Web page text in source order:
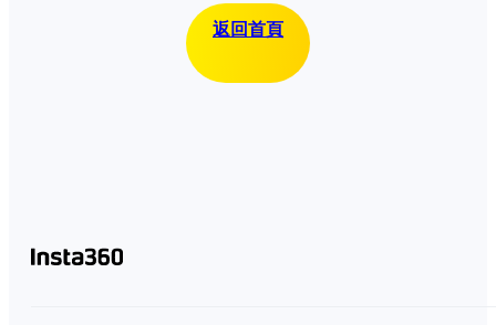
返回首頁